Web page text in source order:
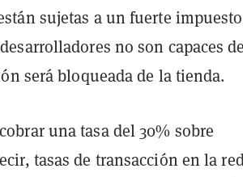
sujetas a un fuerte
no son capaces de
será bloqueada de la tienda.
una tasa del 30% sobre
tasas de transacción en la